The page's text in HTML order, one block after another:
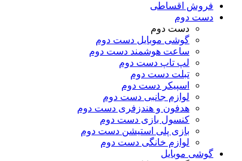
فروش اقساطی
دست دوم
دست دوم
گوشی موبایل دست دوم
ساعت هوشمند دست دوم
لپ تاپ دست دوم
تبلت دست دوم
اسپیکر دست دوم
لوازم جانبی دست دوم
هدفون و هندزفری دست دوم
کنسول بازی دست دوم
بازی پلی استیشن دست دوم
لوازم خانگی دست دوم
گوشی موبایل